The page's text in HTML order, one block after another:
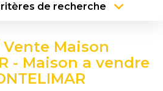
Nos
Nos
de recherche
Surface min
Plus de critères
Maison
- Maison a vendre